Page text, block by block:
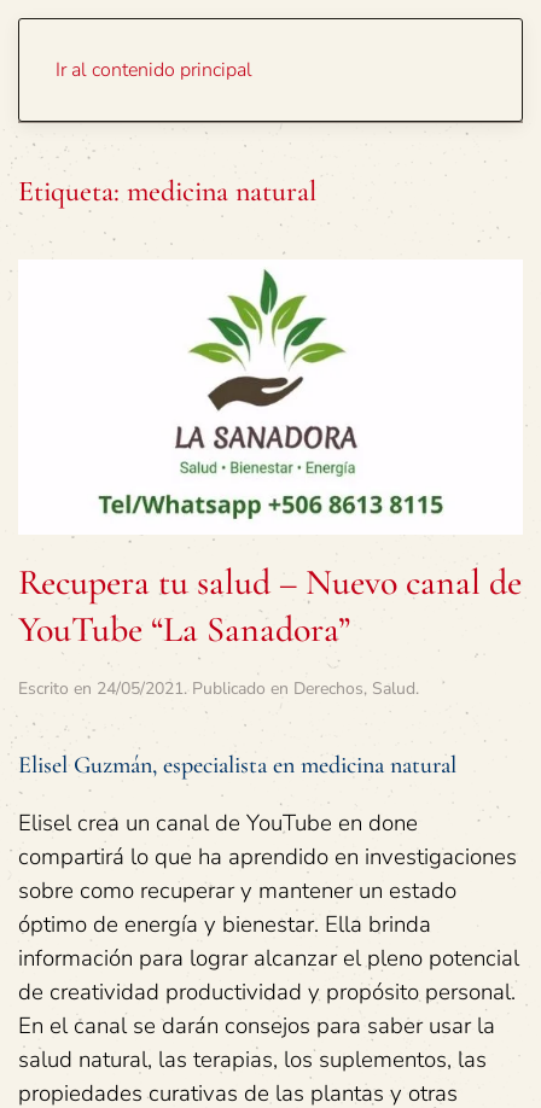
Ir al contenido principal
Etiqueta: medicina natural
Recupera tu salud – Nuevo canal de
YouTube “La Sanadora”
Escrito en 24/05/2021. Publicado en Derechos, Salud.
Elisel Guzmán, especialista en medicina natural
Elisel crea un canal de YouTube en done
compartirá lo que ha aprendido en investigaciones
sobre como recuperar y mantener un estado
óptimo de energía y bienestar. Ella brinda
información para lograr alcanzar el pleno potencial
de creatividad productividad y propósito personal.
En el canal se darán consejos para saber usar la
salud natural, las terapias, los suplementos, las
propiedades curativas de las plantas y otras